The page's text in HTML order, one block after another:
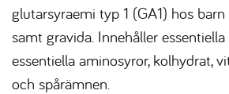
glutarsyraemi typ 1 (GA1) hos
samt gravida. Innehåller
essentiella aminosyror, kolhydrat,
och spårämnen.